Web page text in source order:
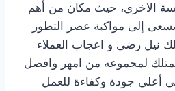
الاخري، حيث مكان من أهم
يسعى إلى مواكبة عصر التطور
نيل رضى و اعجاب العملاء
لمجموعه من امهر وافضل
أعلي جودة وكفاءة للعمل